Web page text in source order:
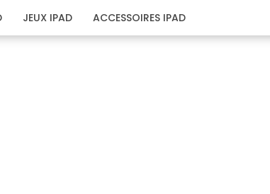
JEUX IPAD ACCESSOIRES IPAD